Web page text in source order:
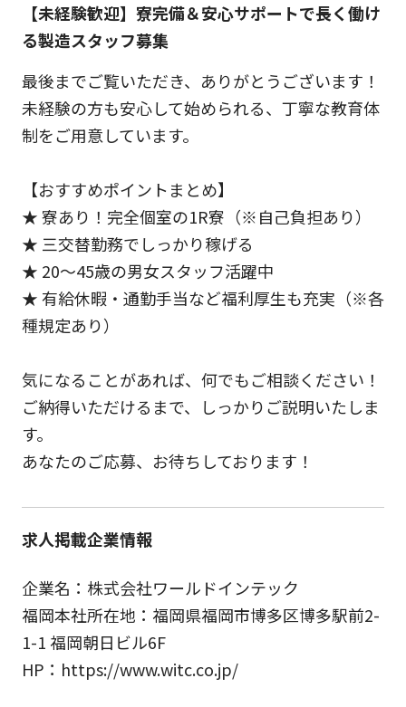
【未経験歓迎】寮完備＆安心サポートで長く働け
る製造スタッフ募集
最後までご覧いただき、ありがとうございます！
未経験の方も安心して始められる、丁寧な教育体
制をご用意しています。
【おすすめポイントまとめ】
★ 寮あり！完全個室の1R寮（※自己負担あり）
★ 三交替勤務でしっかり稼げる
★ 20～45歳の男女スタッフ活躍中
★ 有給休暇・通勤手当など福利厚生も充実（※各
種規定あり）
気になることがあれば、何でもご相談ください！
ご納得いただけるまで、しっかりご説明いたしま
す。
あなたのご応募、お待ちしております！
求人掲載企業情報
企業名：株式会社ワールドインテック
福岡本社所在地：福岡県福岡市博多区博多駅前2-
1-1 福岡朝日ビル6F
HP：https://www.witc.co.jp/